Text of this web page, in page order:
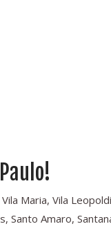
Maria, Vila
Santo Amaro,